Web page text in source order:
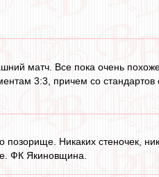
матч. Все пока очень
3:3, причем со
Никаких стеночек,
ФК Якиновщина.